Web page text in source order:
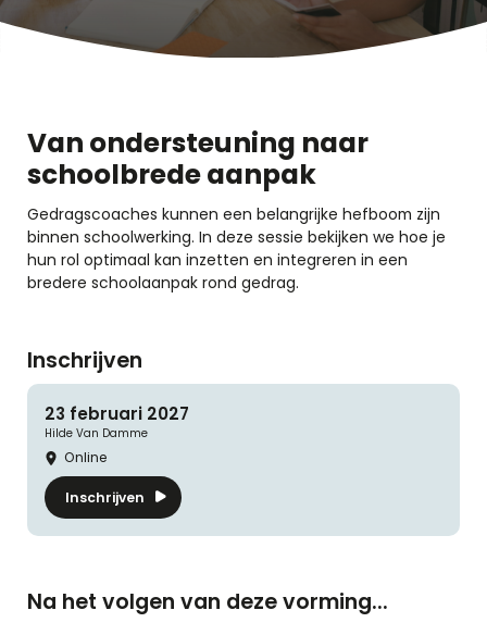
Van ondersteuning naar
schoolbrede aanpak
Gedragscoaches kunnen een belangrijke hefboom zijn
binnen schoolwerking. In deze sessie bekijken we hoe je
hun rol optimaal kan inzetten en integreren in een
bredere schoolaanpak rond gedrag.
Inschrijven
23 februari 2027
Hilde Van Damme
Online
Inschrijven
Na het volgen van deze vorming...